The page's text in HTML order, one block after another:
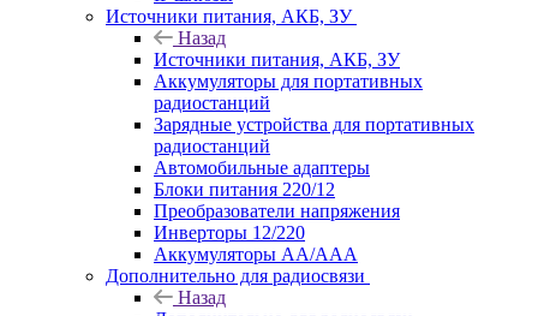
Источники питания, АКБ, ЗУ
Назад
Источники питания, АКБ, ЗУ
Аккумуляторы для портативных
радиостанций
Зарядные устройства для портативных
радиостанций
Автомобильные адаптеры
Блоки питания 220/12
Преобразователи напряжения
Инверторы 12/220
Аккумуляторы АА/ААА
Дополнительно для радиосвязи
Назад